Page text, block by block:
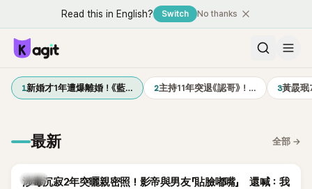
Read this in English? Switch No thanks
1新婚才1年遭爆離婚！《藍… 2主持11年突退《認哥》！… 3黃晸
最新 全部 →
韓星
涉毒沉寂2年突曬親密照！影帝與男友「貼臉嘟嘴」 還喊：我